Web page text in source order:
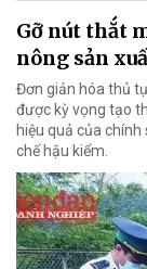
Gỡ nút thắt
nông sản
Đơn giản hóa thủ
được kỳ vọng tạo
hiệu quả của
chế hậu kiểm.